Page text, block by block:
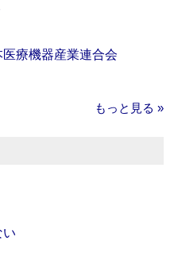
療機器産業連合会
もっと見る »
い